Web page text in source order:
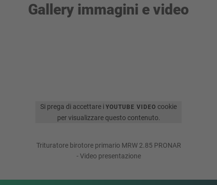
Gallery immagini e video
Si prega di accettare iYOUTUBE VIDEO cookie
per visualizzare questo contenuto.
Trituratore birotore primario MRW 2.85 PRONAR
- Video presentazione